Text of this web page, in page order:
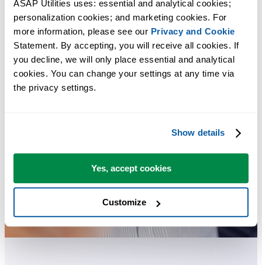
ASAP Utilities uses: essential and analytical cookies;
personalization cookies; and marketing cookies. For
more information, please see our Privacy and Cookie
Statement. By accepting, you will receive all cookies. If
you decline, we will only place essential and analytical
cookies. You can change your settings at any time via
the privacy settings.
Show details
Yes, accept cookies
Customize